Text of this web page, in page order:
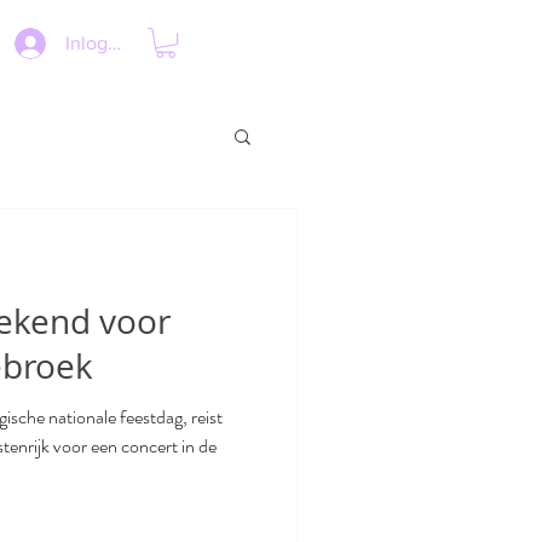
Inloggen
voor
nationale feestdag, reist
voor een concert in de